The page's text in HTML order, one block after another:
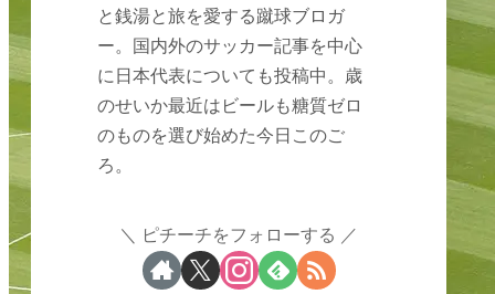
と銭湯と旅を愛する蹴球ブロガ
ー。国内外のサッカー記事を中心
に日本代表についても投稿中。歳
のせいか最近はビールも糖質ゼロ
のものを選び始めた今日このご
ろ。
ピチーチをフォローする